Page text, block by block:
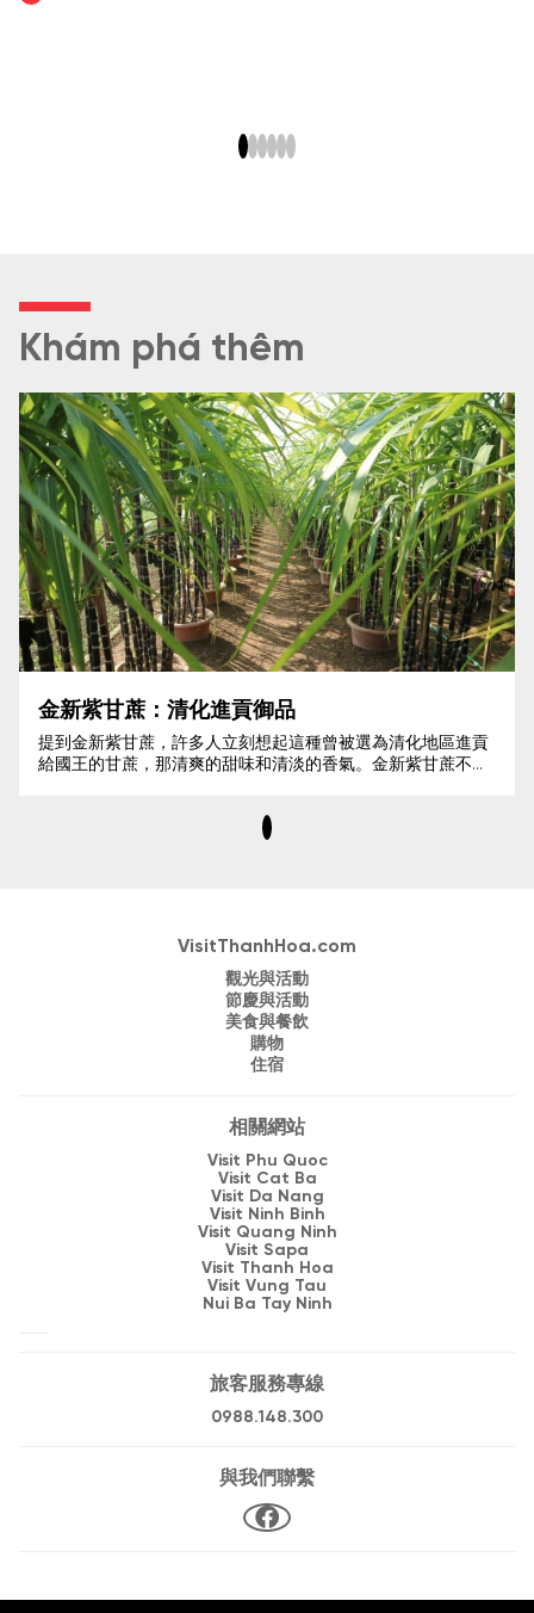
Khám phá thêm
金新紫甘蔗：清化進貢御品
提到金新紫甘蔗，許多人立刻想起這種曾被選為清化地區進貢
給國王的甘蔗，那清爽的甜味和清淡的香氣。金新紫甘蔗不僅
VisitThanhHoa.com
觀光與活動
節慶與活動
美食與餐飲
購物
住宿
相關網站
Visit Phu Quoc
Visit Cat Ba
Visit Da Nang
Visit Ninh Binh
Visit Quang Ninh
Visit Sapa
Visit Thanh Hoa
Visit Vung Tau
Nui Ba Tay Ninh
旅客服務專線
0988.148.300
與我們聯繫